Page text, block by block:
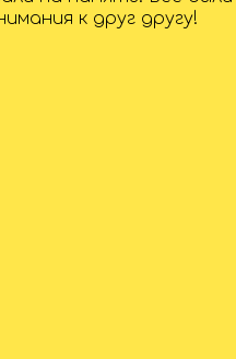
к друг другу!